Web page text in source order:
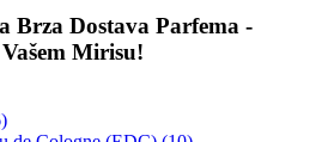
Brza Dostava Parfema -
Mirisu!